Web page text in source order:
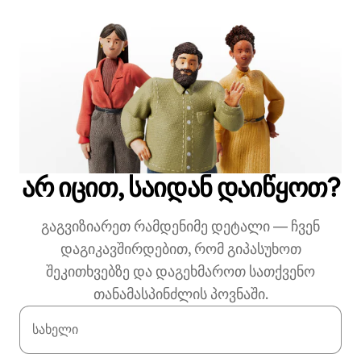
არ იცით, საიდან დაიწყოთ?
გაგვიზიარეთ რამდენიმე დეტალი — ჩვენ
დაგიკავშირდებით, რომ გიპასუხოთ
შეკითხვებზე და დაგეხმაროთ სათქვენო
თანამასპინძლის პოვნაში.
სახელი